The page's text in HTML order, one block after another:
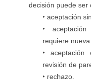
decisión puede ser
‣ aceptación
‣
requiere
‣ aceptación
revisión de
‣ rechazo.